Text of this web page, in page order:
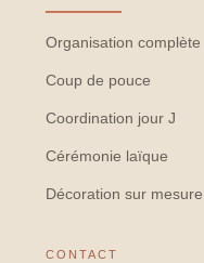
Organisation complète
Coup de pouce
Coordination jour J
Cérémonie laïque
Décoration sur mesure
CONTACT